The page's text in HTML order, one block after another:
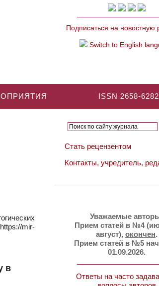
Подписаться на новостную
Switch to English
ISSN 2658-6282
mir-
в
Стать рецензентом
Контакты, учредитель,
Уважаемые
Прием статей в №4
август), окончен.
Прием статей в №5
01.09.2026.
Ответы на часто